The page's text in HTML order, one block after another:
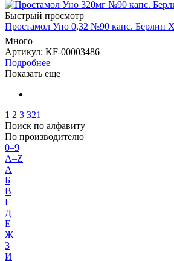
Быстрый просмотр
Простамол Уно 0,32 №90 капс. Берлин
Много
Артикул: KF-00003486
Подробнее
Показать еще
1 2 3 321
Поиск по алфавиту
По производителю
0–9
A–Z
А
Б
В
Г
Д
Е
Ж
З
И